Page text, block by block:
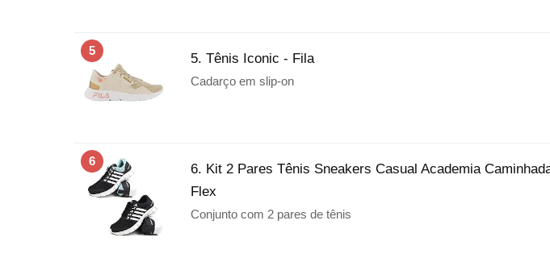
5
5. Tênis Iconic - Fila
Cadarço em slip-on
6
6. Kit 2 Pares Tênis Sneakers Casual Academia
Flex
Conjunto com 2 pares de tênis